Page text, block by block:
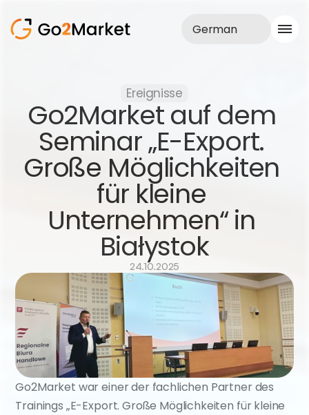
Realisationen
Fallstudie
Blog
Über uns
Dienstleistungen
German
Ereignisse
Go2Market auf dem
Seminar „E-Export.
Große Möglichkeiten
für kleine
Unternehmen“ in
Białystok
24.10.2025
Go2Market war einer der fachlichen Partner des
Trainings „E-Export. Große Möglichkeiten für kleine